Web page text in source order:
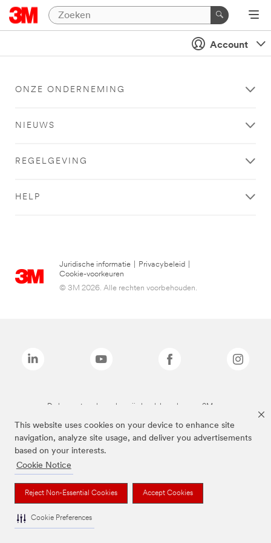
This website uses cookies on your device to enhance site
navigation, analyze site usage, and deliver you advertisements
based on your interests.
Cookie Notice
Reject Non-Essential Cookies Accept Cookies
Cookie Preferences
Account
ONZE ONDERNEMING
NIEUWS
REGELGEVING
HELP
Juridische informatie Privacybeleid
Cookie-voorkeuren
© 3M 2026. Alle rechten voorbehouden.
De bovenstaande merken zijn handelsmerken van 3M.we